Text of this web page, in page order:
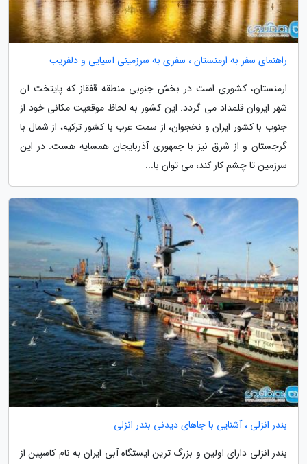
راهنمای سفر به ارمنستان ، سفری به سرزمینی آسیایی و دلفریب
ارمنستان، کشوری است در بخش جنوبی منطقه قفقاز که پایتخت آن
شهر ایروان قلمداد می گردد. این کشور به لحاظ موقعیت مکانی خود از
جنوب با کشور ایران و نخجوان، از سمت غرب با کشور ترکیه، از شمال با
گرجستان و از شرق نیز با جمهوری آذربایجان همسایه هست. در این
سرزمین تا چشم کار کند، می توان با...
بندر انزلی ، آشنایی با جاهای دیدنی بندر انزلی
بندر انزلی دارای اولین و بزرگ ترین ایستگاه آبی ایران به نام کاسپین از